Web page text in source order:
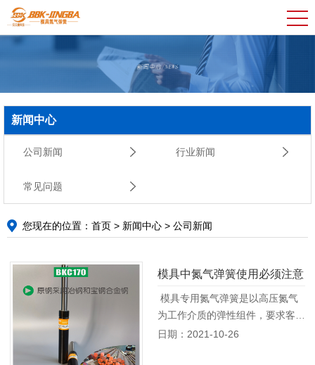
新闻中心
公司新闻 行业新闻
常见问题
您现在的位置： 首页 > 新闻中心 > 公司新闻
模具中氮气弹簧使用必须注意
的事项
模具专用氮气弹簧是以高压氮气
为工作介质的弹性组件，要求客户
正确的安装和使用，才能确保其安
日期：2021-10-26